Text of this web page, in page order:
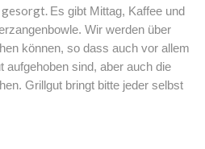
gesorgt. Es gibt Mittag, Kaffee und
Wir werden über
können, so dass auch vor allem
aufgehoben sind, aber auch die
Grillgut bringt bitte jeder selbst